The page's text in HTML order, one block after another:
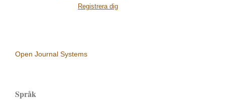
Registrera dig
Open Journal Systems
Språk